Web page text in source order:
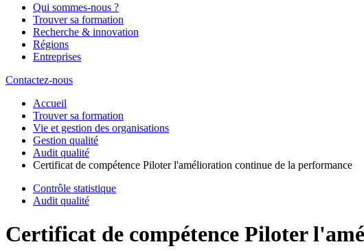
Qui sommes-nous ?
Trouver sa formation
Recherche & innovation
Régions
Entreprises
Contactez-nous
Accueil
Trouver sa formation
Vie et gestion des organisations
Gestion qualité
Audit qualité
Certificat de compétence Piloter l'amélioration continue de la performance
Contrôle statistique
Audit qualité
Certificat de compétence Piloter